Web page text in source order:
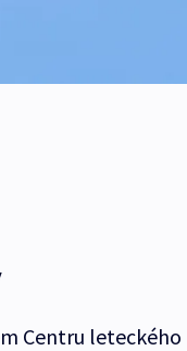
Centru leteckého